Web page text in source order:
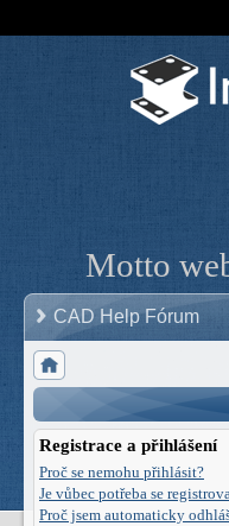
Motto
CAD Help Fórum
Registrace a přihlášení
Proč se nemohu přihlásit?
Je vůbec potřeba se
Proč jsem automaticky